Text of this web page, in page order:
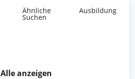
Ähnliche
Suchen
Ausbildung
Alle anzeigen